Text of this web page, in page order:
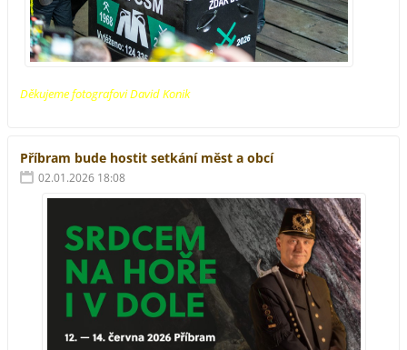
Děkujeme fotografovi David Konik
Příbram bude hostit setkání měst a obcí
02.01.2026 18:08